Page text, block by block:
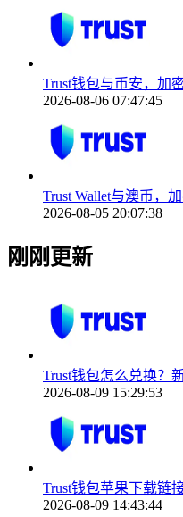
Trust钱包与币安，加
2026-08-06 07:47:45
Trust Wallet与澳币，
2026-08-05 20:07:38
刚刚更新
Trust钱包怎么兑换？
2026-08-09 15:29:53
Trust钱包苹果下载链
2026-08-09 14:43:44